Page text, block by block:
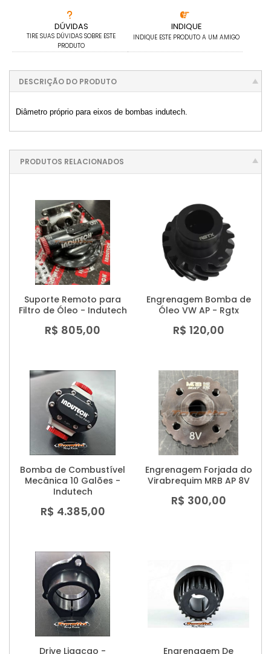
DÚVIDAS
TIRE SUAS DÚVIDAS SOBRE ESTE
PRODUTO
INDIQUE
INDIQUE ESTE PRODUTO A UM AMIGO
DESCRIÇÃO DO PRODUTO
Diâmetro próprio para eixos de bombas indutech.
PRODUTOS RELACIONADOS
Suporte Remoto para
Filtro de Óleo - Indutech
R$ 805,00
Engrenagem Bomba de
Óleo VW AP - Rgtx
R$ 120,00
Bomba de Combustível
Mecânica 10 Galões -
Indutech
R$ 4.385,00
Engrenagem Forjada do
Virabrequim MRB AP 8V
R$ 300,00
Drive Ligacao -
Engrenagem De